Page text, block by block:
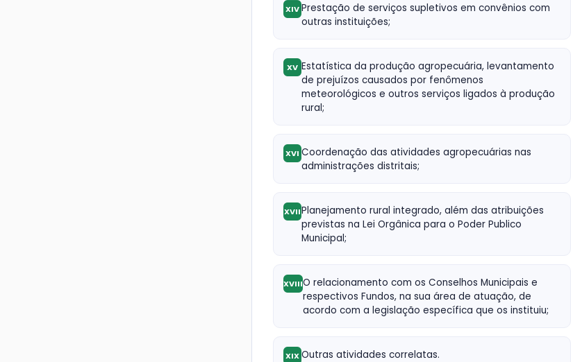
XIVPrestação de serviços supletivos em convênios com
outras instituições;
XV Estatística da produção agropecuária, levantamento
de prejuízos causados por fenômenos
meteorológicos e outros serviços ligados à produção
rural;
XVI Coordenação das atividades agropecuárias nas
administrações distritais;
XVIIPlanejamento rural integrado, além das atribuições
previstas na Lei Orgânica para o Poder Publico
Municipal;
XVIIIO relacionamento com os Conselhos Municipais e
respectivos Fundos, na sua área de atuação, de
acordo com a legislação específica que os instituiu;
XIXOutras atividades correlatas.